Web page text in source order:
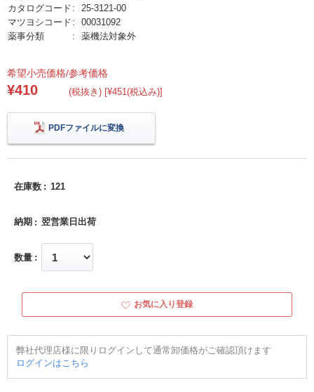
カタログコード
25-3121-00
マツヨシコード
00031092
薬事分類
薬機法対象外
希望小売価格/参考価格
¥410 (税抜き) [¥451(税込み)]
PDFファイルに変換
在庫数 121
納期 翌営業日出荷
数量
お気に入り登録
弊社代理店様に限りログインして通常卸価格がご確認頂けます
ログインはこちら